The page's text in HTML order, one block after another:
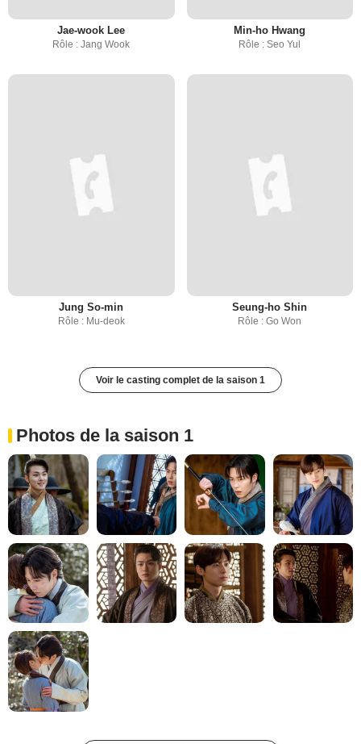
Jae-wook Lee
Rôle : Jang Wook
Min-ho Hwang
Rôle : Seo Yul
Jung So-min
Rôle : Mu-deok
Seung-ho Shin
Rôle : Go Won
Voir le casting complet de la saison 1
Photos de la saison 1